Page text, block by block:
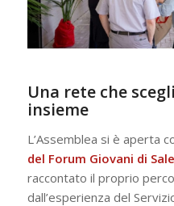
Una rete che
insieme
L’Assemblea si è aperta
del Forum Giovani di
raccontato il proprio
dall’esperienza del